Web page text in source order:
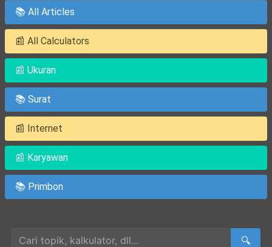
📚 All Articles
📰 All Calculators
📰 Ukuran
📚 Surat
📰 Internet
📰 Karyawan
📚 Primbon
🔍